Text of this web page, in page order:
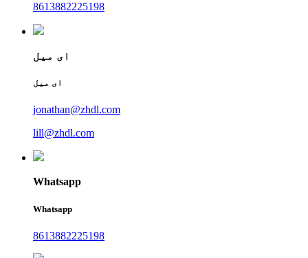
8613882225198
ای میل
ای میل
jonathan@zhdl.com
lill@zhdl.com
Whatsapp
Whatsapp
8613882225198